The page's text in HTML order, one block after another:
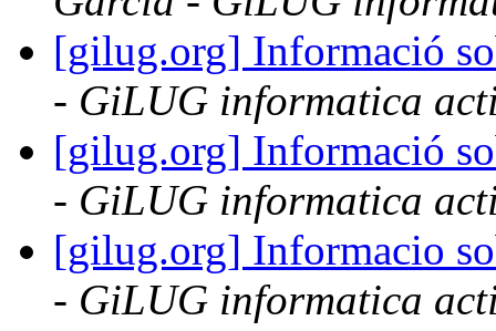
[gilug.org] Informació
- GiLUG informatica
[gilug.org] Informació
- GiLUG informatica
[gilug.org] Informacio
- GiLUG informatica